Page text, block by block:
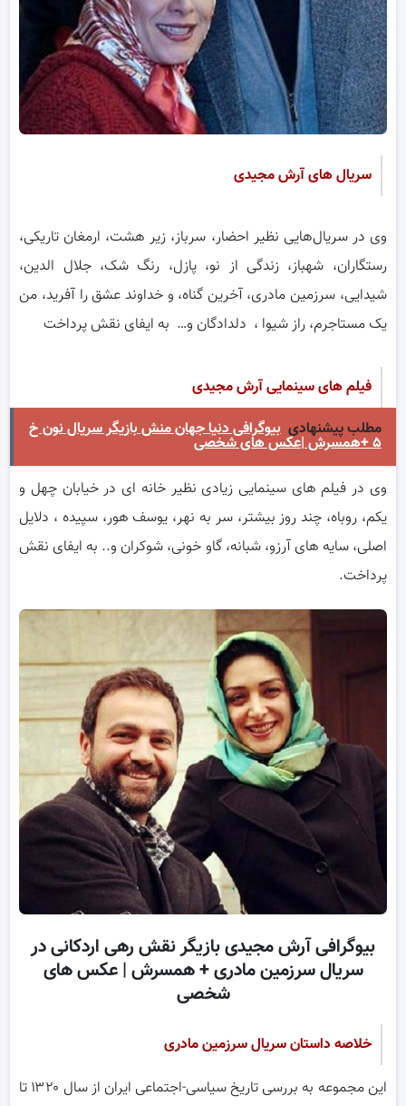
سریال های آرش مجیدی
وی در سریال‌هایی نظیر احضار، سرباز، زیر هشت، ارمغان تاریکی،
رستگاران، شهباز، زندگی از نو، پازل، رنگ شک، جلال الدین،
شیدایی، سرزمین مادری، آخرین گناه، و خداوند عشق را آفرید، من
یک مستاجرم، راز شیوا ، دلدادگان و… به ایفای نقش پرداخت
فیلم های سینمایی آرش مجیدی
مطلب پیشنهادی بیوگرافی دنیا جهان منش بازیگر سریال نون خ
۵ +همسرش |عکس های شخصی
وی در فیلم های سینمایی زیادی نظیر خانه ای در خیابان چهل و
یکم، روباه، چند روز بیشتر، سر به نهر، یوسف هور، سپیده ، دلایل
اصلی، سایه های آرزو، شبانه، گاو خونی، شوکران و.. به ایفای نقش
پرداخت.
بیوگرافی آرش مجیدی بازیگر نقش رهی اردکانی در
سریال سرزمین مادری + همسرش | عکس های
شخصی
خلاصه داستان سریال سرزمین مادری
این مجموعه به بررسی تاریخ سیاسی-اجتماعی ایران از سال ۱۳۲۰ تا